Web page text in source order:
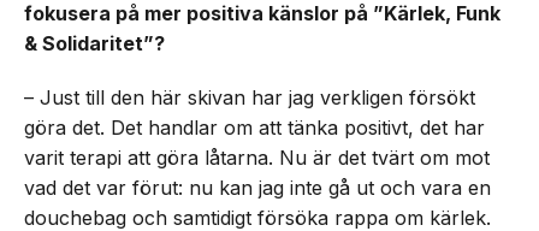
fokusera på mer positiva känslor på ”Kärlek, Funk
& Solidaritet”?
– Just till den här skivan har jag verkligen försökt
göra det. Det handlar om att tänka positivt, det har
varit terapi att göra låtarna. Nu är det tvärt om mot
vad det var förut: nu kan jag inte gå ut och vara en
douchebag och samtidigt försöka rappa om kärlek.